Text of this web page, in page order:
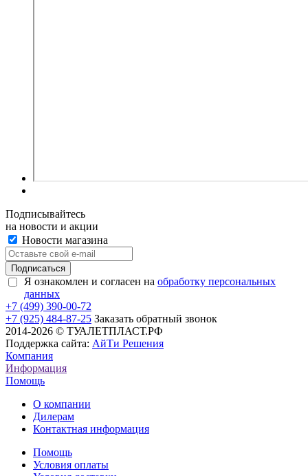
Подписывайтесь
на новости и акции
Новости магазина
Я ознакомлен и согласен на обработку персональных
данных
+7 (499) 390-00-72
+7 (925) 484-87-25 Заказать обратный звонок
2014-2026 © ТУАЛЕТПЛАСТ.РФ
Поддержка сайта: АйТи Решения
Компания
Информация
Помощь
О компании
Дилерам
Контактная информация
Помощь
Условия оплаты